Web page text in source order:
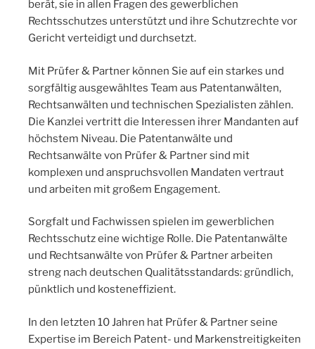
berät, sie in allen Fragen des gewerblichen
Rechtsschutzes unterstützt und ihre Schutzrechte vor
Gericht verteidigt und durchsetzt.
Mit Prüfer & Partner können Sie auf ein starkes und
sorgfältig ausgewähltes Team aus Patentanwälten,
Rechtsanwälten und technischen Spezialisten zählen.
Die Kanzlei vertritt die Interessen ihrer Mandanten auf
höchstem Niveau. Die Patentanwälte und
Rechtsanwälte von Prüfer & Partner sind mit
komplexen und anspruchsvollen Mandaten vertraut
und arbeiten mit großem Engagement.
Sorgfalt und Fachwissen spielen im gewerblichen
Rechtsschutz eine wichtige Rolle. Die Patentanwälte
und Rechtsanwälte von Prüfer & Partner arbeiten
streng nach deutschen Qualitätsstandards: gründlich,
pünktlich und kosteneffizient.
In den letzten 10 Jahren hat Prüfer & Partner seine
Expertise im Bereich Patent- und Markenstreitigkeiten